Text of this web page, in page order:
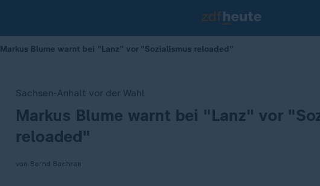
Markus Blume warnt bei "Lanz" vor "Sozialismus reloaded"
Sachsen-Anhalt vor der Wahl
:Markus Blume warnt bei "Lanz" vor
reloaded"
von Bernd Bachran